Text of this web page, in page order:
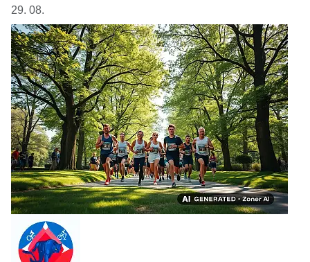
29. 08.